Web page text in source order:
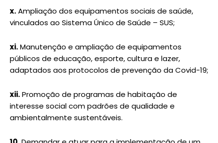
x.Ampliação dos equipamentos sociais de saúde,
vinculados ao Sistema Único de Saúde – SUS;
xi.Manutenção e ampliação de equipamentos
públicos de educação, esporte, cultura e lazer,
adaptados aos protocolos de prevenção da Covid-19;
xii.Promoção de programas de habitação de
interesse social com padrões de qualidade e
ambientalmente sustentáveis.